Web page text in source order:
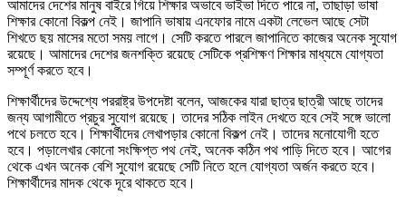
আমাদের দেশের মানুষ বাইরে গিয়ে শিক্ষার অভাবে ভাইভা দিতে পারে না, তাছাড়া ভাষা
শিক্ষার কোনো বিকল্প নেই। জাপানি ভাষায় এনফোর নামে একটা লেভেল আছে সেটা
শিখতে ছয় মাসের মতো সময় লাগে। সেটি করতে পারলে জাপানিতে কাজের অনেক সুযোগ
রয়েছে। আমাদের দেশের জনশক্তি রয়েছে সেটিকে প্রশিক্ষণ শিক্ষার মাধ্যমে যোগ্যতা
সম্পূর্ণ করতে হবে।
শিক্ষার্থীদের উদ্দেশ্যে পররাষ্ট্র উপদেষ্টা বলেন, আজকের যারা ছাত্র ছাত্রী আছে তাদের
জন্য আগামীতে প্রচুর সুযোগ রয়েছে। তাদের সঠিক লাইন দেখতে হবে সেই সঙ্গে ভালো
পথে চলতে হবে। শিক্ষার্থীদের লেখাপড়ার কোনো বিকল্প নেই। তাদের মনোযোগী হতে
হবে। পড়ালেখার কোনো সংক্ষিপ্ত পথ নেই, অনেক কঠিন পথ পাড়ি দিতে হবে। আগের
থেকে এখন অনেক বেশি সুযোগ রয়েছে সেটি নিতে হলে যোগ্যতা অর্জন করতে হবে।
শিক্ষার্থীদের মাদক থেকে দূরে থাকতে হবে।